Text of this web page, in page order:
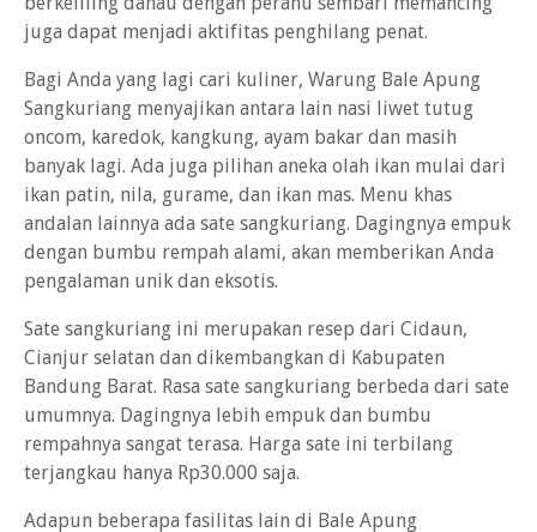
juga dapat menjadi aktifitas penghilang penat.
Bagi Anda yang lagi cari kuliner, Warung Bale Apung
Sangkuriang menyajikan antara lain nasi liwet tutug
oncom, karedok, kangkung, ayam bakar dan masih
banyak lagi. Ada juga pilihan aneka olah ikan mulai dari
ikan patin, nila, gurame, dan ikan mas. Menu khas
andalan lainnya ada sate sangkuriang. Dagingnya empuk
dengan bumbu rempah alami, akan memberikan Anda
pengalaman unik dan eksotis.
Sate sangkuriang ini merupakan resep dari Cidaun,
Cianjur selatan dan dikembangkan di Kabupaten
Bandung Barat. Rasa sate sangkuriang berbeda dari sate
umumnya. Dagingnya lebih empuk dan bumbu
rempahnya sangat terasa. Harga sate ini terbilang
terjangkau hanya Rp30.000 saja.
Adapun beberapa fasilitas lain di Bale Apung